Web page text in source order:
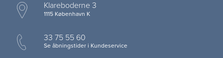
Klareboderne 3
1115 København K
33 75 55 60
Se åbningstider i Kundeservice